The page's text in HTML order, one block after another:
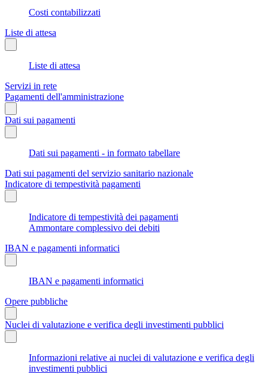
Costi contabilizzati
Liste di attesa
Liste di attesa
Servizi in rete
Pagamenti dell'amministrazione
Dati sui pagamenti
Dati sui pagamenti - in formato tabellare
Dati sui pagamenti del servizio sanitario nazionale
Indicatore di tempestività pagamenti
Indicatore di tempestività dei pagamenti
Ammontare complessivo dei debiti
IBAN e pagamenti informatici
IBAN e pagamenti informatici
Opere pubbliche
Nuclei di valutazione e verifica degli investimenti pubblici
Informazioni relative ai nuclei di valutazione e verifica degli
investimenti pubblici